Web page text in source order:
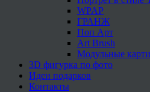
WPAP
ГРАНЖ
Поп Арт
Art Brush
Модульные
3D фигурка по фото
Идеи подарков
Контакты